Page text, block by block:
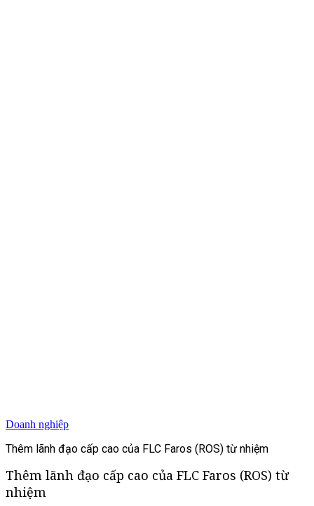
Doanh nghiệp
Thêm lãnh đạo cấp cao của FLC Faros (ROS) từ nhiệm
Thêm lãnh đạo cấp cao của FLC Faros (ROS) từ
nhiệm